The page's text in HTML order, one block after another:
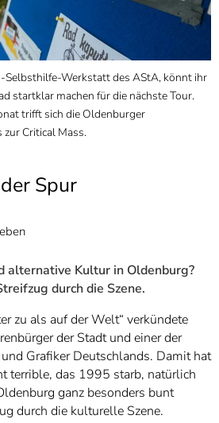
Selbsthilfe-Werkstatt des AStA, könnt ihr
startklar machen für die nächste Tour.
trifft sich die Oldenburger
Critical Mass.
Spur
alternative Kultur in Oldenburg?
durch die Szene.
zu als auf der Welt“ verkündete
der Stadt und einer der
Grafiker Deutschlands. Damit hat
terrible, das 1995 starb, natürlich
ganz besonders bunt
durch die kulturelle Szene.